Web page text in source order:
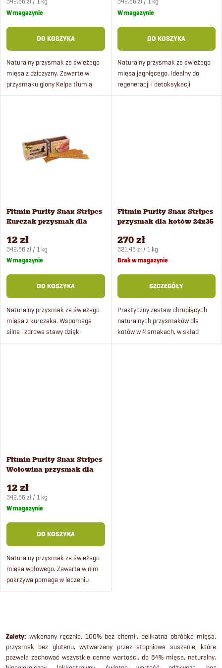
i
e
p
r
t
ó
w
r
o
d
u
jednostkowa:
W magazynie
DO KOSZYKA
Naturalny przysmak ze świeżego
mięsa z dziczyzny. Zawarte w
przysmaku glony Kelpa tłumią
nieprzyjemny zapach z jamy
jednostkowa:
W magazynie
DO KOSZYKA
Naturalny przysmak ze świeżego
mięsa jagnięcego. Idealny do
regeneracji i detoksykacji
organizmu dzięki zawartości
Fitmin Purity Snax Stripes
Kurczak przysmak dla
12 zł
Cena
jednostkowa:
342,86 zł / 1 kg
W magazynie
DO KOSZYKA
Naturalny przysmak ze świeżego
mięsa z kurczaka. Wspomaga
silne i zdrowe stawy dzięki
zawartości glukozaminy i
Fitmin Purity Snax Stripes
przysmak dla kotów 24x35
270 zł
Cena
jednostkowa:
321,43 zł / 1 kg
Brak w magazynie
SZCZEGÓŁY
Praktyczny zestaw chrupiących
naturalnych przysmaków dla
kotów w 4 smakach, w skład
pakietu wchodzą przysmaki z
Fitmin Purity Snax Stripes
Wołowina przysmak dla
12 zł
Cena
jednostkowa:
342,86 zł / 1 kg
W magazynie
DO KOSZYKA
Naturalny przysmak ze świeżego
mięsa wołowego. Zawarta w nim
pokrzywa pomaga w leczeniu
zapalenia stawów i jest korzystna
o
n
Zalety: wykonany ręcznie, 100% bez chemii, delikatna obróbka mięsa,
przysmak bez glutenu, wytwarzany przez stopniowe suszenie, które
pozwala zachować wszystkie cenne wartości, do 84% mięsa, naturalny,